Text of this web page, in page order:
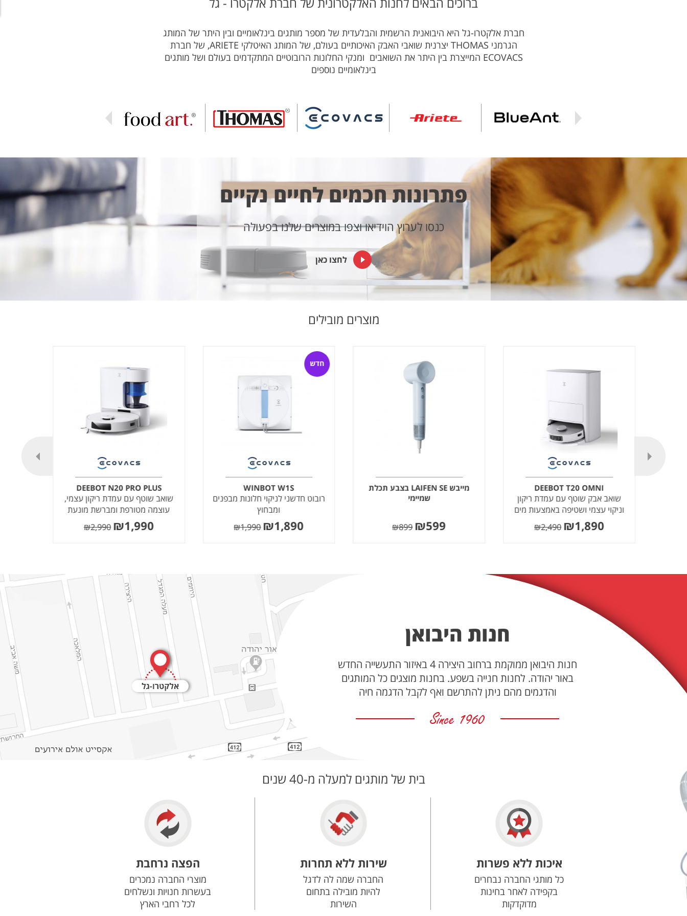
חברת אלקטרו-גל היא היבואנית הרשמית והבלעדית של מספר מותגים בינלאומיים ובין היתר של המותג
הגרמני THOMAS יצרנית שואבי האבק האיכותיים בעולם, של המותג האיטלקי ARIETE, של חברת
ECOVACS המייצרת בין היתר את השואבים ומנקי החלונות הרובוטיים המתקדמים בעולם ושל מותגים
בינלאומיים נוספים
פתרונות חכמים לחיים נקיים
כנסו לערוץ הוידיאו וצפו במוצרים שלנו בפעולה
לחצו כאן
מוצרים מובילים
DEEBOT N20 PRO PLUS
שואב שוטף עם עמדת ריקון עצמי,
עוצמה מטורפת ומברשת מונעת
הסתבכות שיער
₪1,990
₪2,990
חדש
WINBOT W1S
רובוט חדשני לניקוי חלונות מבפנים
ומבחוץ
₪1,890
₪1,990
מייבש LAIFEN SE בצבע תכלת
שמיימי
₪599
₪899
DEEBOT T20 OMNI
שואב אבק שוטף עם עמדת ריקון
וניקוי עצמי ושטיפה באמצעות מים
חמים
₪1,890
₪2,490
חנות היבואן
חנות היבואן ממוקמת ברחוב היצירה 4 באיזור התעשייה החדש
באור יהודה. לחנות חנייה בשפע. בחנות מוצגים כל המותגים
והדגמים מהם ניתן להתרשם ואף לקבל הדגמה חיה
בית של מותגים למעלה מ-40 שנים
איכות ללא פשרות
כל מותגי החברה נבחרים
בקפידה לאחר בחינות
מדוקדקות
שירות ללא תחרות
החברה שמה לה לדגל
להיות מובילה בתחום
השירות
הפצה נרחבת
מוצרי החברה נמכרים
בעשרות חנויות ונשלחים
לכל רחבי הארץ